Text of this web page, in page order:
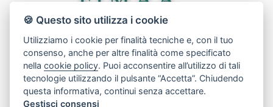
🍪 Questo sito utilizza i cookie
Utilizziamo i cookie per finalità tecniche e, con il tuo
consenso, anche per altre finalità come specificato
nellacookie policy. Puoi acconsentire all’utilizzo di tali
tecnologie utilizzando il pulsante “Accetta”. Chiudendo
questa informativa, continui senza accettare.
Gestisci consensi